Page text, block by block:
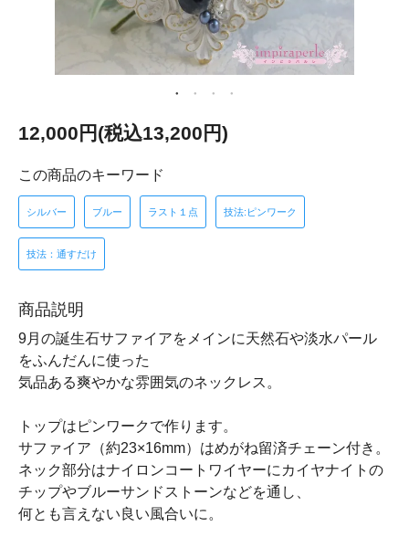
12,000円(税込13,200円)
この商品のキーワード
シルバー ブルー ラスト１点 技法:ピンワーク
技法：通すだけ
商品説明
9月の誕生石サファイアをメインに天然石や淡水パール
をふんだんに使った
気品ある爽やかな雰囲気のネックレス。
トップはピンワークで作ります。
サファイア（約23×16mm）はめがね留済チェーン付き。
ネック部分はナイロンコートワイヤーにカイヤナイトの
チップやブルーサンドストーンなどを通し、
何とも言えない良い風合いに。